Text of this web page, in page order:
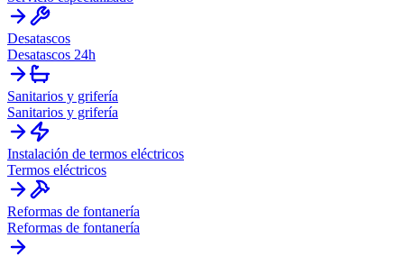
Desatascos
Desatascos 24h
Sanitarios y grifería
Sanitarios y grifería
Instalación de termos eléctricos
Termos eléctricos
Reformas de fontanería
Reformas de fontanería